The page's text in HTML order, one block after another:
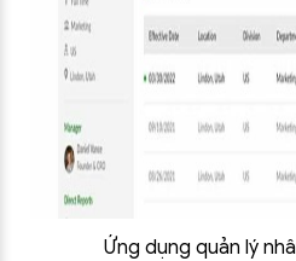
Ứng dụng quản lý